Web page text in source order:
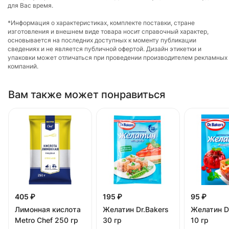
для Вас время.
*Информация о характеристиках, комплекте поставки, стране
изготовления и внешнем виде товара носит справочный характер,
основывается на последних доступных к моменту публикации
сведениях и не является публичной офертой. Дизайн этикетки и
упаковки может отличаться при проведении производителем рекламных
компаний.
Вам также может понравиться
405 ₽
Лимонная кислота
Metro Chef 250 гр
195 ₽
Желатин Dr.Bakers
30 гр
95 ₽
Желатин
10 гр